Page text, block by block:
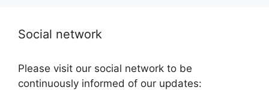
Social network
Please visit our social network to be
continuously informed of our updates: